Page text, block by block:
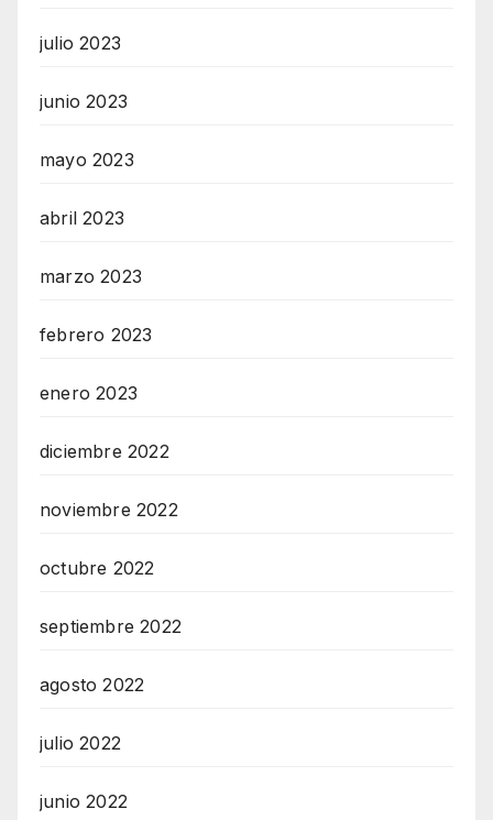
julio 2023
junio 2023
mayo 2023
abril 2023
marzo 2023
febrero 2023
enero 2023
diciembre 2022
noviembre 2022
octubre 2022
septiembre 2022
agosto 2022
julio 2022
junio 2022